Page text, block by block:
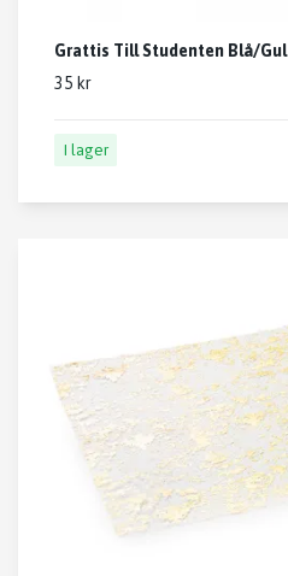
Grattis Till Studenten Blå/Gul
35 kr
I lager